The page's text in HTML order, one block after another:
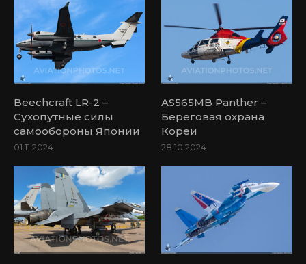
Beechcraft LR-2 –
Сухопутные силы
самообороны Японии
01.11.2024
AS565MB Panther –
Береговая охрана
Кореи
28.10.2024